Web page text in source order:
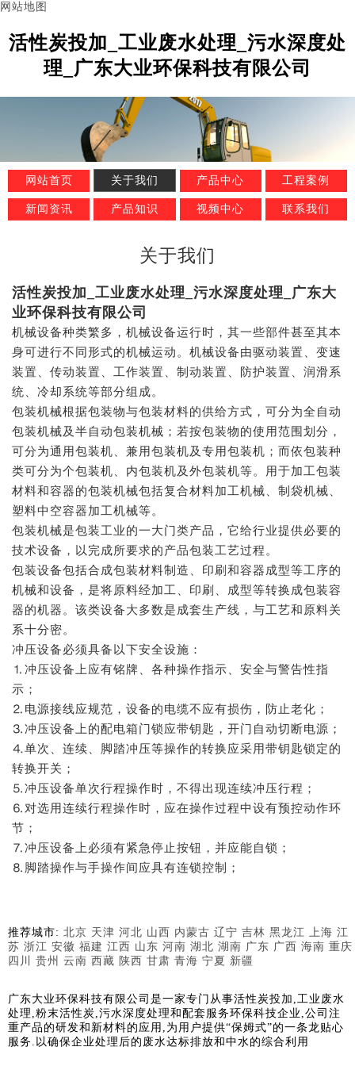
网站地图
活性炭投加_工业废水处理_污水深度处
理_广东大业环保科技有限公司
网站首页 关于我们 产品中心 工程案例
新闻资讯 产品知识 视频中心 联系我们
关于我们
活性炭投加_工业废水处理_污水深度处理_广东大
业环保科技有限公司
机械设备种类繁多，机械设备运行时，其一些部件甚至其本
身可进行不同形式的机械运动。机械设备由驱动装置、变速
装置、传动装置、工作装置、制动装置、防护装置、润滑系
统、冷却系统等部分组成。
包装机械根据包装物与包装材料的供给方式，可分为全自动
包装机械及半自动包装机械；若按包装物的使用范围划分，
可分为通用包装机、兼用包装机及专用包装机；而依包装种
类可分为个包装机、内包装机及外包装机等。用于加工包装
材料和容器的包装机械包括复合材料加工机械、制袋机械、
塑料中空容器加工机械等。
包装机械是包装工业的一大门类产品，它给行业提供必要的
技术设备，以完成所要求的产品包装工艺过程。
包装设备包括合成包装材料制造、印刷和容器成型等工序的
机械和设备，是将原料经加工、印刷、成型等转换成包装容
器的机器。该类设备大多数是成套生产线，与工艺和原料关
系十分密。
冲压设备必须具备以下安全设施：
⒈冲压设备上应有铭牌、各种操作指示、安全与警告性指
示；
⒉电源接线应规范，设备的电缆不应有损伤，防止老化；
⒊冲压设备上的配电箱门锁应带钥匙，开门自动切断电源；
⒋单次、连续、脚踏冲压等操作的转换应采用带钥匙锁定的
转换开关；
⒌冲压设备单次行程操作时，不得出现连续冲压行程；
⒍对选用连续行程操作时，应在操作过程中设有预控动作环
节；
⒎冲压设备上必须有紧急停止按钮，并应能自锁；
⒏脚踏操作与手操作间应具有连锁控制；
推荐城市: 北京 天津 河北 山西 内蒙古 辽宁 吉林 黑龙江 上海 江
苏 浙江 安徽 福建 江西 山东 河南 湖北 湖南 广东 广西 海南 重庆
四川
贵州 云南 西藏 陕西 甘肃 青海 宁夏 新疆
广东大业环保科技有限公司是一家专门从事活性炭投加,工业废水
处理,粉末活性炭,污水深度处理和配套服务环保科技企业,公司注
重产品的研发和新材料的应用,为用户提供“保姆式”的一条龙贴心
服务.以确保企业处理后的废水达标排放和中水的综合利用